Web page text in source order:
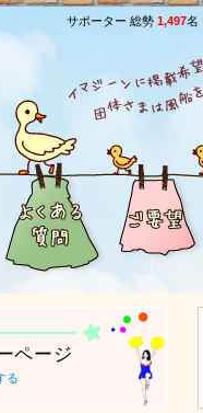
サポーター 総勢 1,497名
ページ
る